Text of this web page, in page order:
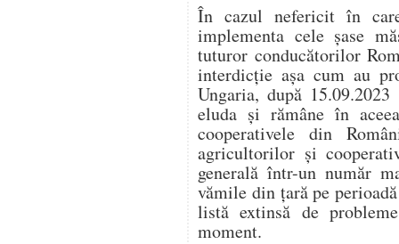
În cazul nefericit în
implementa cele șase
tuturor conducătorilor
interdicție așa cum au
Ungaria, după
eluda și rămâne în
cooperativele din
agricultorilor și
generală într-un număr
vămile din țară pe
listă extinsă de
moment.